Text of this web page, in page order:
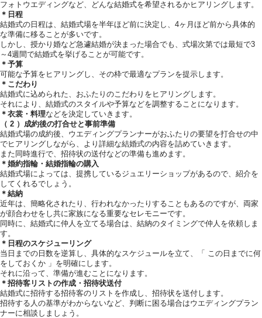
フォトウエディングなど、どんな結婚式を希望されるかヒアリングします。
＊日程
結婚式の日程は、結婚式場を半年ほど前に決定し、4ヶ月ほど前から具体的
な準備に移ることが多いです。
しかし、授かり婚など急遽結婚が決まった場合でも、式場次第では最短で3
～4週間で結婚式を挙げることが可能です。
＊予算
可能な予算をヒアリングし、その枠で最適なプランを提示します。
＊こだわり
結婚式に込められた、おふたりのこだわりをヒアリングします。
それにより、結婚式のスタイルや予算などを調整することになります。
＊衣裳・料理などを決定していきます。
（ 2 ）成約後の打合せと事前準備
結婚式場の成約後、ウエディングプランナーがおふたりの要望を打合せの中
でヒアリングしながら、より詳細な結婚式の内容を詰めていきます。
また同時進行で、招待状の送付などの準備も進めます。
＊婚約指輪・結婚指輪の購入
結婚式場によっては、提携しているジュエリーショップがあるので、紹介を
してくれるでしょう。
＊結納
近年は、簡略化されたり、行われなかったりすることもあるのですが、両家
が顔合わせをし共に家族になる重要なセレモニーです。
同時に、結婚式に仲人を立てる場合は、結納のタイミングで仲人を依頼しま
す。
＊日程のスケジューリング
当日までの日数を逆算し、具体的なスケジュールを立て、「 この日までに何
をしておくか 」を明確にします。
それに沿って、準備が進むことになります。
＊招待客リストの作成・招待状送付
結婚式に招待する招待客のリストを作成し、招待状を送付します。
招待する人の基準がわからないなど、判断に困る場合はウエディングプラン
ナーに相談しましょう。